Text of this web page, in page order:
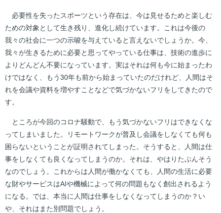
必要性を失ったスポーツという存在は、今は見せるためと楽しむ
ための対象として生き残り、進化し続けています。これは今後の
我々の社会に一つの示唆を与えていると言えないでしょうか。今、
我々が生きるために必要と思ってやっている仕事は、技術の進歩に
よりどんどん不要になっています。実はそれは何も今に始まったわ
けではなく、もう30年も前から始まっていたのだけれど、人間はそ
れを会議や資料を増やすことなどで気づかないフリをしてきたので
す。
ところが今回のコロナ騒動で、もう気づかないフリはできなくな
ってしまいました。リモートワークが普及し会議をしなくても何も
困らないということが証明されてしまった。そうすると、人間は仕
事をしなくても良くなってしまうのか。それは、やはりたぶんそう
なのでしょう。これからは人間が働かなくても、人間の生活に必要
な財やサービスはAIや機械によって何の問題もなく創出されるよう
になる。では、本当に人間は仕事をしなくなってしまうのか？い
や、それはまた別問題でしょう。